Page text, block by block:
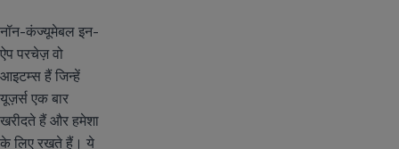
नॉन-कंज्यूमेबल इन-
ऐप परचेज़ वो
आइटम्स हैं जिन्हें
यूज़र्स एक बार
खरीदते हैं और हमेशा
के लिए रखते हैं। ये